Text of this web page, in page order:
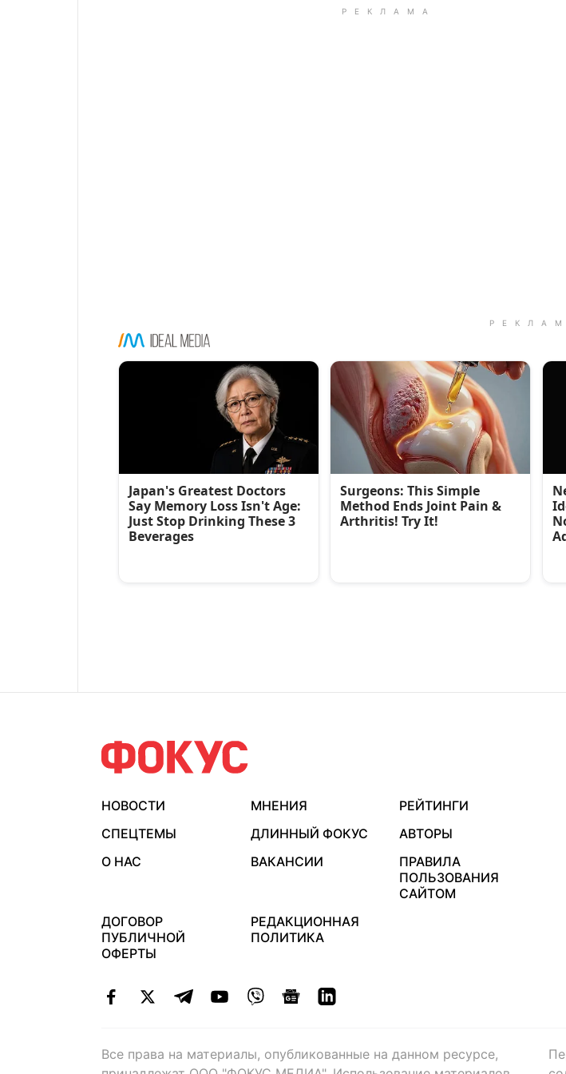
НОВОСТИ МНЕНИЯ
РЕЙТИНГИ
СПЕЦТЕМЫ
ДЛИННЫЙ ФОКУС
АВТОРЫ
О НАС
ВАКАНСИИ
ПРАВИЛА
ПОЛЬЗОВАНИЯ
САЙТОМ
ДОГОВОР
ПУБЛИЧНОЙ
ОФЕРТЫ
РЕДАКЦИОННАЯ
ПОЛИТИКА
Все права на материалы, опубликованные на данном ресурсе,